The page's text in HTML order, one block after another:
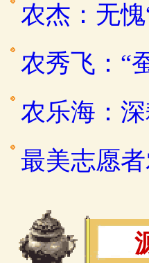
农杰：无
农秀飞：“
农乐海：
最美志愿